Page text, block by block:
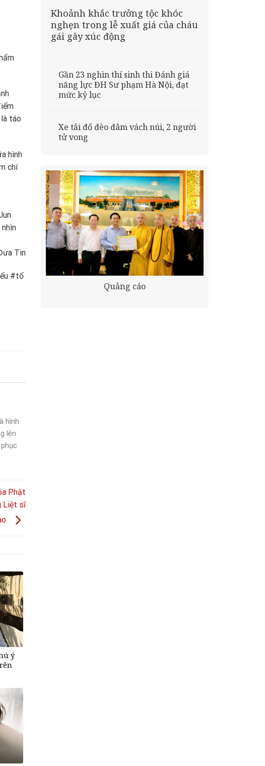
táo
hình
chí
Tin
#tố
hình
lên
Phật
Liệt sĩ
ý
Khoảnh khắc trưởng tộc khóc
nghẹn trong lễ xuất giá của cháu
gái gây xúc động
Gần 23 nghìn thí sinh thi Đánh giá
năng lực ĐH Sư phạm Hà Nội, đạt
mức kỷ lục
Xe tải đổ đèo đâm vách núi, 2 người
tử vong
Quảng cáo